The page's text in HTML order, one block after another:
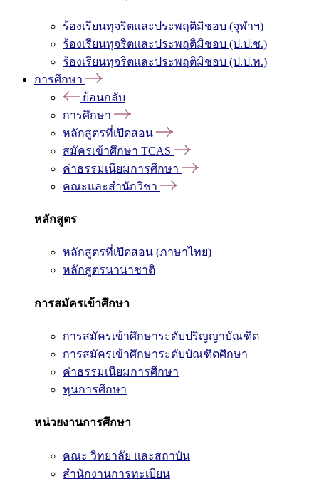
ร้องเรียนทุจริตและประพฤติมิชอบ (จุฬาฯ)
ร้องเรียนทุจริตและประพฤติมิชอบ (ป.ป.ช.)
ร้องเรียนทุจริตและประพฤติมิชอบ (ป.ป.ท.)
การศึกษา
ย้อนกลับ
การศึกษา
หลักสูตรที่เปิดสอน
สมัครเข้าศึกษา TCAS
ค่าธรรมเนียมการศึกษา
คณะและสำนักวิชา
หลักสูตร
หลักสูตรที่เปิดสอน (ภาษาไทย)
หลักสูตรนานาชาติ
การสมัครเข้าศึกษา
การสมัครเข้าศึกษาระดับปริญญาบัณฑิต
การสมัครเข้าศึกษาระดับบัณฑิตศึกษา
ค่าธรรมเนียมการศึกษา
ทุนการศึกษา
หน่วยงานการศึกษา
คณะ วิทยาลัย และสถาบัน
สำนักงานการทะเบียน